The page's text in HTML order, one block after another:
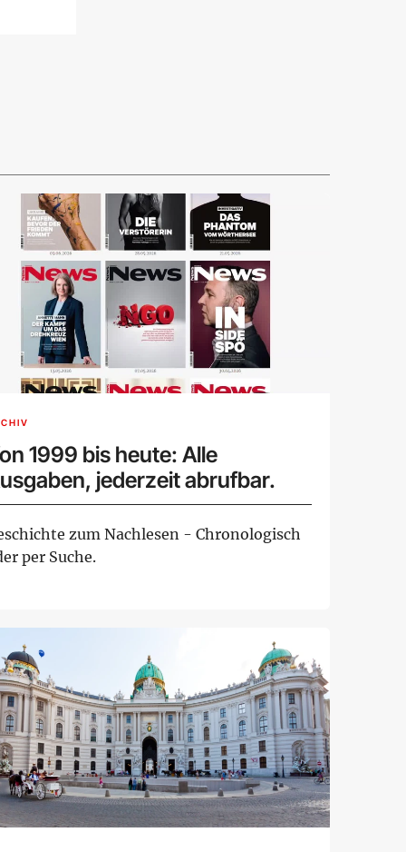
1999 bis heute: Alle
jederzeit abrufbar.
zum Nachlesen - Chronologisch
per Suche.